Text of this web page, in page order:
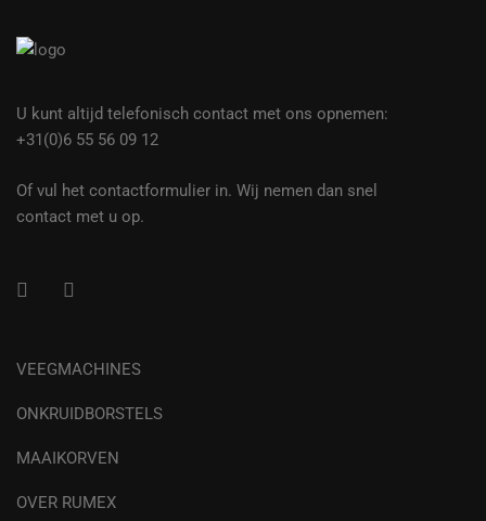
U kunt altijd telefonisch contact met ons opnemen:
+31(0)6 55 56 09 12
Of vul het contactformulier in. Wij nemen dan snel
contact met u op.
VEEGMACHINES
ONKRUIDBORSTELS
MAAIKORVEN
OVER RUMEX